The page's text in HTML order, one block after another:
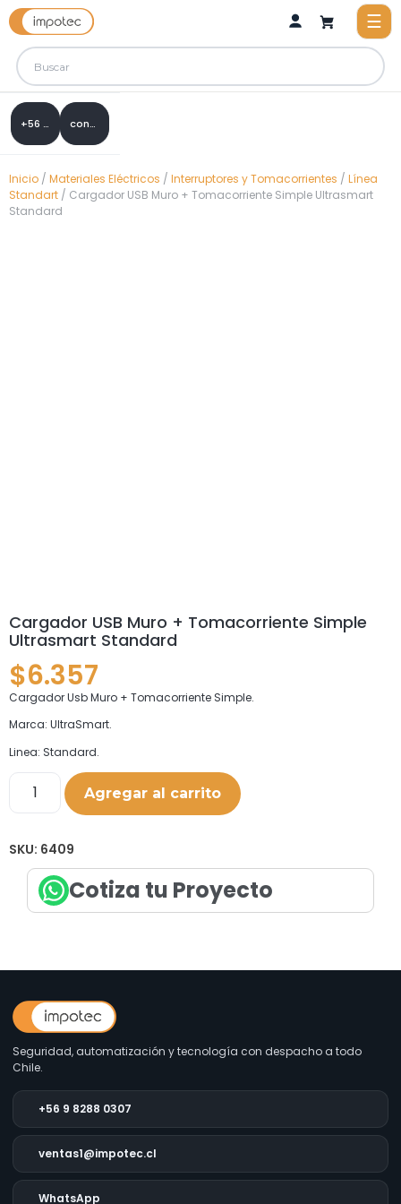
+56 9 8288 0307 contacto@impotec.cl
Inicio / Materiales Eléctricos / Interruptores y Tomacorrientes / Línea
Standart / Cargador USB Muro + Tomacorriente Simple Ultrasmart
Standard
Cargador USB Muro + Tomacorriente Simple
Ultrasmart Standard
$6.357
Cargador Usb Muro + Tomacorriente Simple.
Marca: UltraSmart.
Linea: Standard.
Agregar al carrito
SKU: 6409
Cotiza tu Proyecto
Seguridad, automatización y tecnología con despacho a todo
Chile.
+56 9 8288 0307
ventas1@impotec.cl
WhatsApp